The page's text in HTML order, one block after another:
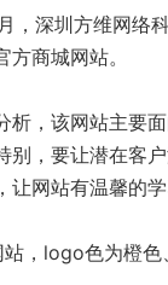
，深圳方维网络
方商城网站。
析，该网站主要
别，要让潜在客
让网站有温馨的学
站，logo色为橙